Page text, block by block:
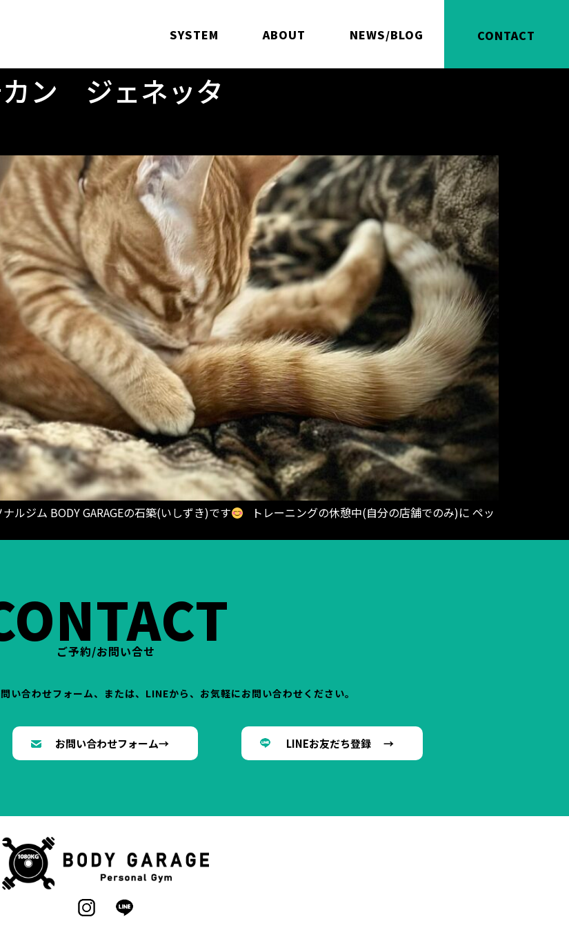
SYSTEM ABOUT NEWS/BLOG CONTACT
ン ジェネッタ
ルジム BODY GARAGEの石築(いしずき)です
トレーニングの休憩中(自分の店舗でのみ)に ペッ
ご予約/お問い合せ
い合わせフォーム、または、LINEから、お気軽にお問い合わせください。
お問い合わせフォーム→ LINEお友だち登録 →